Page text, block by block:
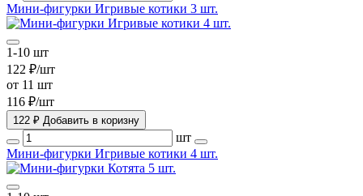
Мини-фигурки Игривые котики 3 шт.
1-10 шт
122 ₽/шт
от 11 шт
116 ₽/шт
122 ₽ Добавить в коризну
шт
Мини-фигурки Игривые котики 4 шт.